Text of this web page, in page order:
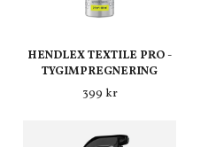
HENDLEX TEXTILE PRO -
TYGIMPREGNERING
399 kr